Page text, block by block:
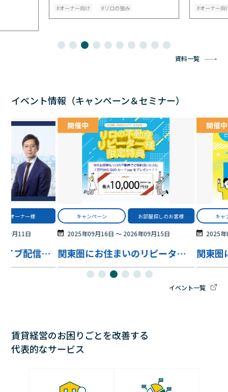
オーナー向け リロの強み オーナー向
資料一覧
イベント情報（キャンペーン＆セミナー）
オーナー様
09月11日
【WEB 開催・アーカイブ配信あり】10年後に後悔しない資産戦略 ～贈与・NISAを活用して将来の選択肢を広げる考え方～
開催中
キャンペーン お部屋探しのお客様
2025年09月16日 〜 2026年09月15日
関東圏にお住まいのリピーター様限定特典！
開催中
キャ
2025
イベント一覧
賃貸経営のお困りごとを改善する
代表的なサービス